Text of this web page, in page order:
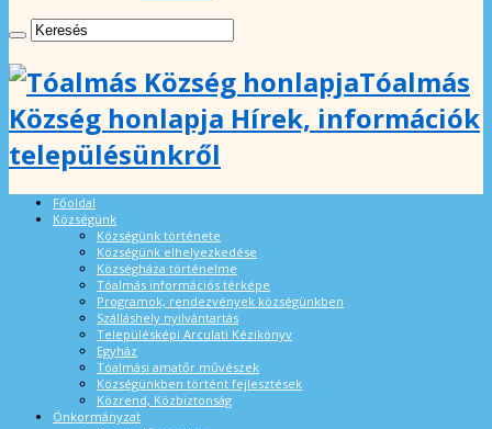
Tóalmás
Község honlapja Hírek, információk
településünkről
Főoldal
Községünk
Községünk története
Községünk elhelyezkedése
Községháza történelme
Tóalmás információs térképe
Programok, rendezvények községünkben
Szálláshely nyilvántartás
Településképi Arculati Kézikönyv
Egyház
Tóalmási amatőr művészek
Községünkben történt fejlesztések
Közrend, Közbiztonság
Önkormányzat